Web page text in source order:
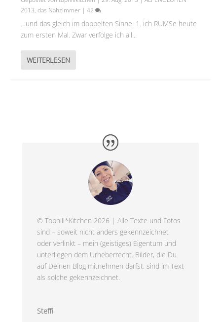
2013,das Nähzimmer |42
…und das gleich im doppelten Sinne. 1. ich RUMSe heute
zum ersten Mal. Zwar verfolge ich all...
WEITERLESEN
© Tophill*Kitchen 2026 | Alle Texte und Fotos
sind – soweit nicht anders gekennzeichnet
oder verlinkt – mein (geistiges) Eigentum und
unterliegen dem Urheberrecht. Bilder, die Du
auf Deinen Blog mitnehmen darfst, sind im Text
als solche gekennzeichnet.
Steffi